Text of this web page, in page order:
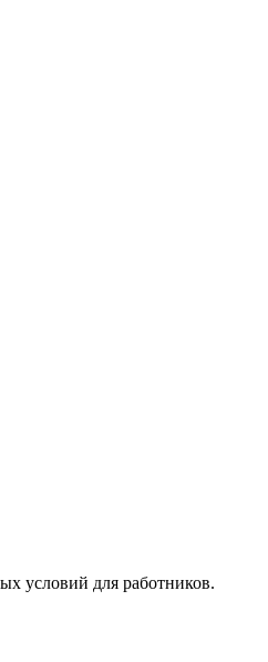
условий для работников.